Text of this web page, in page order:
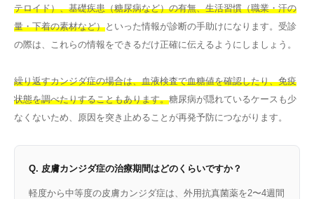
テロイド）、基礎疾患（糖尿病など）の有無、生活習慣（職業・汗の
量・下着の素材など）といった情報が診断の手助けになります。受診
の際は、これらの情報をできるだけ正確に伝えるようにしましょう。
繰り返すカンジダ症の場合は、血液検査で血糖値を確認したり、免疫
状態を調べたりすることもあります。糖尿病が隠れているケースも少
なくないため、原因を突き止めることが再発予防につながります。
Q. 皮膚カンジダ症の治療期間はどのくらいですか？
軽度から中等度の皮膚カンジダ症は、外用抗真菌薬を2〜4週間